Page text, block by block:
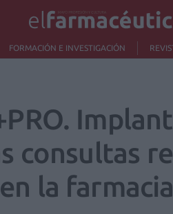
FORMACIÓN E INVESTIGACIÓN
consultas
la